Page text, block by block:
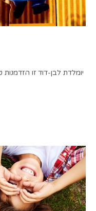
יומלדת לבן-דוד זו